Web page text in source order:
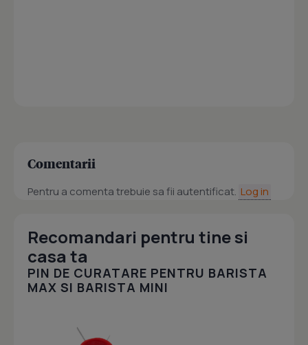
Comentarii
Pentru a comenta trebuie sa fii autentificat. Log in
Recomandari pentru tine si
casa ta
PIN DE CURATARE PENTRU BARISTA
MAX SI BARISTA MINI